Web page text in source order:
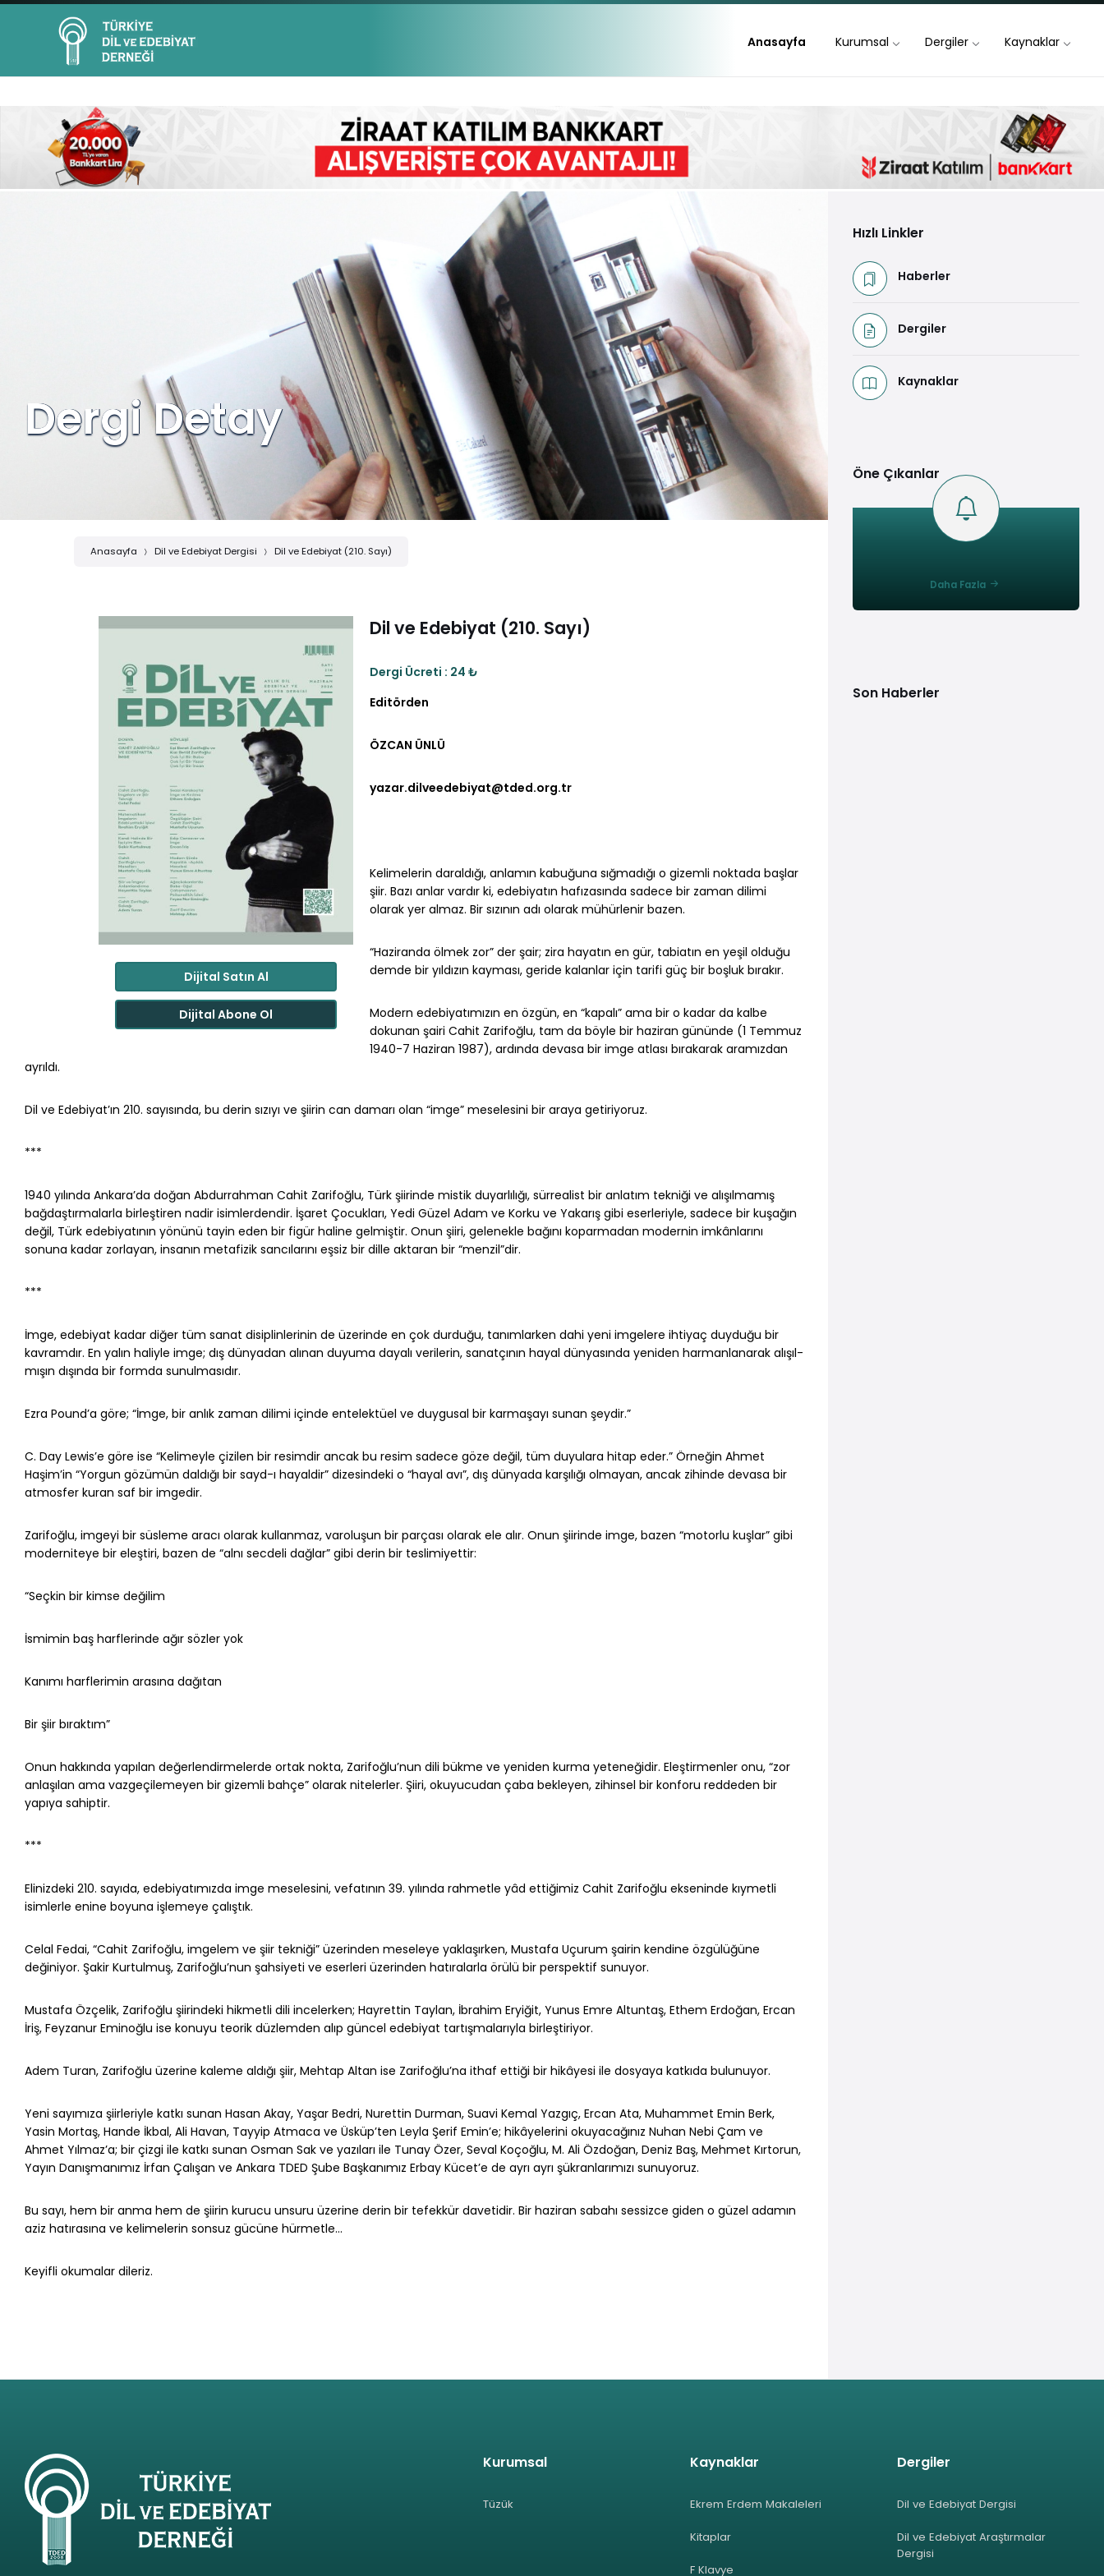
Anasayfa Kurumsal Dergiler Kaynaklar
Dergi Detay
Anasayfa Dil ve Edebiyat Dergisi Dil ve Edebiyat (210. Sayı)
Dijital Satın Al
Dijital Abone Ol
Dil ve Edebiyat (210. Sayı)
Dergi Ücreti : 24 ₺
Editörden
ÖZCAN ÜNLÜ
yazar.dilveedebiyat@tded.org.tr
Kelimelerin daraldığı, anlamın kabuğuna sığmadığı o gizemli noktada başlar
şiir. Bazı anlar vardır ki, edebiyatın hafızasında sadece bir zaman dilimi
olarak yer almaz. Bir sızının adı olarak mühürlenir bazen.
“Haziranda ölmek zor” der şair; zira hayatın en gür, tabiatın en yeşil olduğu
demde bir yıldızın kayması, geride kalanlar için tarifi güç bir boşluk bırakır.
Modern edebiyatımızın en özgün, en “kapalı” ama bir o kadar da kalbe
dokunan şairi Ca­hit Zarifoğlu, tam da böyle bir haziran gününde (1 Temmuz
1940-7 Haziran 1987), ardında devasa bir imge atlası bırakarak aramızdan
ayrıldı.
Dil ve Edebiyat’ın 210. sayısında, bu derin sızıyı ve şiirin can damarı olan “imge” mese­lesini bir araya getiriyoruz.
***
1940 yılında Ankara’da doğan Abdurrahman Cahit Zarifoğlu, Türk şiirinde mistik duyar­lılığı, sürrealist bir anlatım tekniği ve alışılmamış
bağdaştırmalarla birleştiren nadir isim­lerdendir. İşaret Çocukları, Yedi Güzel Adam ve Korku ve Yakarış gibi eserleriyle, sadece bir kuşağın
değil, Türk edebiyatının yönünü tayin eden bir figür haline gelmiştir. Onun şiiri, ge­lenekle bağını koparmadan modernin imkânlarını
sonuna kadar zorlayan, insanın metafizik sancılarını eşsiz bir dille aktaran bir “menzil”dir.
***
İmge, edebiyat kadar diğer tüm sanat disiplinlerinin de üzerinde en çok durduğu, tanım­larken dahi yeni imgelere ihtiyaç duyduğu bir
kavramdır. En yalın haliyle imge; dış dünyadan alınan duyuma dayalı verilerin, sanatçının hayal dünyasında yeniden harmanlanarak alışıl­
mışın dışında bir formda sunulmasıdır.
Ezra Pound’a göre; “İmge, bir anlık zaman dilimi içinde entelektüel ve duygusal bir kar­maşayı sunan şeydir.”
C. Day Lewis’e göre ise “Kelimeyle çizilen bir resimdir ancak bu resim sadece göze de­ğil, tüm duyulara hitap eder.” Örneğin Ahmet
Haşim’in “Yorgun gözümün daldığı bir sayd-ı hayaldir” dizesindeki o “hayal avı”, dış dünyada karşılığı olmayan, ancak zihinde devasa bir
atmosfer kuran saf bir imgedir.
Zarifoğlu, imgeyi bir süsleme aracı olarak kullanmaz, varoluşun bir parçası olarak ele alır. Onun şiirinde imge, bazen “motorlu kuşlar” gibi
moderniteye bir eleştiri, bazen de “alnı secdeli dağlar” gibi derin bir teslimiyettir:
“Seçkin bir kimse değilim
İsmimin baş harflerinde ağır sözler yok
Kanımı harflerimin arasına dağıtan
Bir şiir bıraktım”
Onun hakkında yapılan değerlendirmelerde ortak nokta, Zarifoğlu’nun dili bükme ve ye­niden kurma yeteneğidir. Eleştirmenler onu, “zor
anlaşılan ama vazgeçilemeyen bir gizemli bahçe” olarak nitelerler. Şiiri, okuyucudan çaba bekleyen, zihinsel bir konforu reddeden bir
yapıya sahiptir.
***
Elinizdeki 210. sayıda, edebiyatımızda imge meselesini, vefatının 39. yılında rahmetle yâd ettiğimiz Cahit Zarifoğlu ekseninde kıymetli
isimlerle enine boyuna işlemeye çalıştık.
Celal Fedai, “Cahit Zarifoğlu, imgelem ve şiir tekniği” üzerinden meseleye yaklaşırken, Mustafa Uçurum şairin kendine özgülüğüne
değiniyor. Şakir Kurtulmuş, Zarifoğlu’nun şah­siyeti ve eserleri üzerinden hatıralarla örülü bir perspektif sunuyor.
Mustafa Özçelik, Zarifoğlu şiirindeki hikmetli dili incelerken; Hayrettin Taylan, İbrahim Eryiğit, Yunus Emre Altuntaş, Ethem Erdoğan, Ercan
İriş, Feyzanur Eminoğlu ise konuyu teorik düzlemden alıp güncel edebiyat tartışmalarıyla birleştiriyor.
Adem Turan, Zarifoğlu üzerine kaleme aldığı şiir, Mehtap Altan ise Zarifoğlu’na ithaf ettiği bir hikâyesi ile dosyaya katkıda bulunuyor.
Yeni sayımıza şiirleriyle katkı sunan Hasan Akay, Yaşar Bedri, Nurettin Durman, Suavi Kemal Yazgıç, Ercan Ata, Muhammet Emin Berk,
Yasin Mortaş, Hande İkbal, Ali Havan, Tayyip Atmaca ve Üsküp’ten Leyla Şerif Emin’e; hikâyelerini okuyacağınız Nuhan Nebi Çam ve
Ahmet Yılmaz’a; bir çizgi ile katkı sunan Osman Sak ve yazıları ile Tunay Özer, Seval Koçoğlu, M. Ali Özdoğan, Deniz Baş, Mehmet Kırtorun,
Yayın Danışmanımız İrfan Çalışan ve Ankara TDED Şube Başkanımız Erbay Kücet’e de ayrı ayrı şükranlarımızı sunuyoruz.
Bu sayı, hem bir anma hem de şiirin kurucu unsuru üzerine derin bir tefekkür davetidir. Bir haziran sabahı sessizce giden o güzel adamın
aziz hatırasına ve kelimelerin sonsuz gü­cüne hürmetle...
Keyifli okumalar dileriz.
Hızlı Linkler
Haberler
Dergiler
Kaynaklar
Öne Çıkanlar
Daha Fazla
Son Haberler
Kurumsal
Tüzük
Kaynaklar
Ekrem Erdem Makaleleri
Kitaplar
F Klavye
Dergiler
Dil ve Edebiyat Dergisi
Dil ve Edebiyat Araştırmalar
Dergisi